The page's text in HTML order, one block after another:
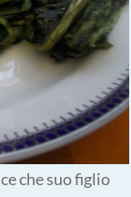
che suo figlio